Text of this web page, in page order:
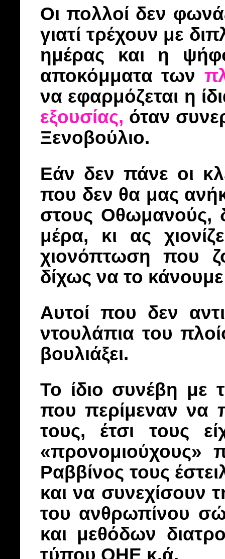
Οι πολλοί δεν
γιατί τρέχουν με
ημέρας και η
αποκόμματα των
να εφαρμόζεται η
εξουσίας, όταν
Ξενοβούλιο.
Εάν δεν πάνε οι
που δεν θα μας
στους Οθωμανούς,
μέρα, κι ας
χιονόπτωση που
δίχως να το
Αυτοί που δεν
ντουλάπια του
βουλιάξει.
Το ίδιο συνέβη με
που περίμεναν να
τους, έτσι τους
«προνομιούχους»
Ραββίνος τους
και να συνεχίσουν
του ανθρωπίνου
και μεθόδων
τύπου ΟΗΕ κ.ά.